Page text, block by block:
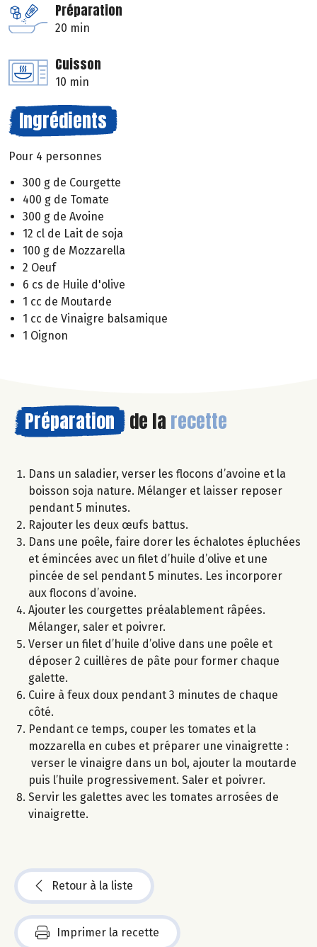
Préparation
20 min
Cuisson
10 min
Ingrédients
Pour 4 personnes
300 g de Courgette
400 g de Tomate
300 g de Avoine
12 cl de Lait de soja
100 g de Mozzarella
2 Oeuf
6 cs de Huile d'olive
1 cc de Moutarde
1 cc de Vinaigre balsamique
1 Oignon
Préparation de la recette
Dans un saladier, verser les flocons d’avoine et la
boisson soja nature. Mélanger et laisser reposer
pendant 5 minutes.
Rajouter les deux œufs battus.
Dans une poêle, faire dorer les échalotes épluchées
et émincées avec un filet d’huile d’olive et une
pincée de sel pendant 5 minutes. Les incorporer
aux flocons d’avoine.
Ajouter les courgettes préalablement râpées.
Mélanger, saler et poivrer.
Verser un filet d’huile d’olive dans une poêle et
déposer 2 cuillères de pâte pour former chaque
galette.
Cuire à feux doux pendant 3 minutes de chaque
côté.
Pendant ce temps, couper les tomates et la
mozzarella en cubes et préparer une vinaigrette :
verser le vinaigre dans un bol, ajouter la moutarde
puis l’huile progressivement. Saler et poivrer.
Servir les galettes avec les tomates arrosées de
vinaigrette.
Retour à la liste
Imprimer la recette